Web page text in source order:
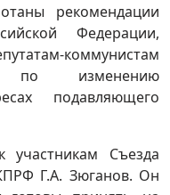
рекомендации
Федерации,
коммунистам
по изменению
подавляющего
Съезда
Г.А. Зюганов. Он